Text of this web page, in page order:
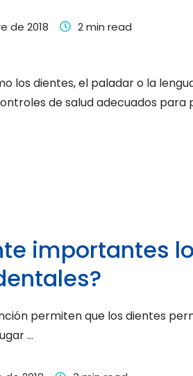
de 2018 2 min read
los dientes, el paladar o la
de salud adecuados para
importantes
permiten que los dientes
…